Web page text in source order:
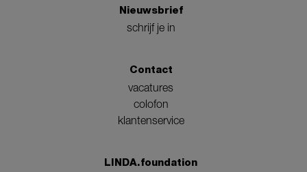
Nieuwsbrief
schrijf je in
Contact
vacatures
colofon
klantenservice
LINDA.foundation